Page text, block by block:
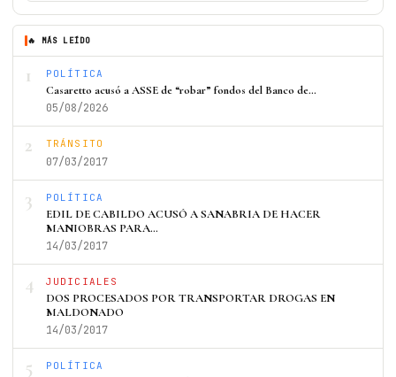
🔥 MÁS LEÍDO
1 POLÍTICA
Casaretto acusó a ASSE de “robar” fondos del Banco de…
05/08/2026
2 TRÁNSITO
07/03/2017
3 POLÍTICA
EDIL DE CABILDO ACUSÓ A SANABRIA DE HACER
MANIOBRAS PARA…
14/03/2017
4 JUDICIALES
DOS PROCESADOS POR TRANSPORTAR DROGAS EN
MALDONADO
14/03/2017
5 POLÍTICA